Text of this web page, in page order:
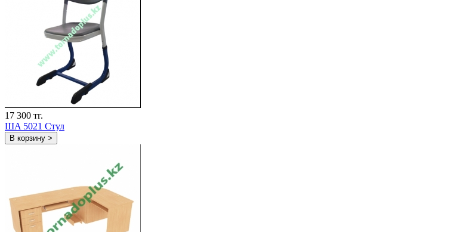
17 300 тг.
ШA 5021 Стул
В корзину >